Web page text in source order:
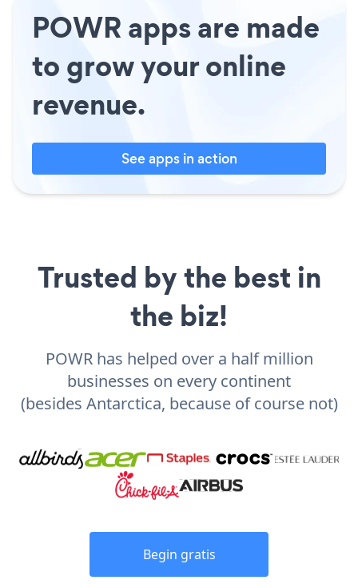
POWR apps are made
to grow your online
revenue.
See apps in action
Trusted by the best in
the biz!
POWR has helped over a half million
businesses on every continent
(besides Antarctica, because of course not)
Begin gratis